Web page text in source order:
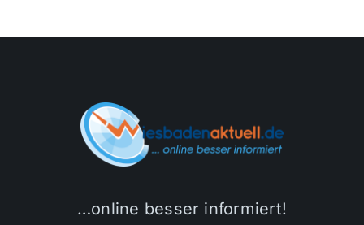
…online besser informiert!